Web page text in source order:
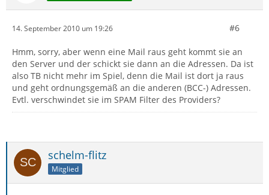
14. September 2010 um 19:26 #6
Hmm, sorry, aber wenn eine Mail raus geht kommt sie an
den Server und der schickt sie dann an die Adressen. Da ist
also TB nicht mehr im Spiel, denn die Mail ist dort ja raus
und geht ordnungsgemäß an die anderen (BCC-) Adressen.
Evtl. verschwindet sie im SPAM Filter des Providers?
schelm-flitz
Mitglied